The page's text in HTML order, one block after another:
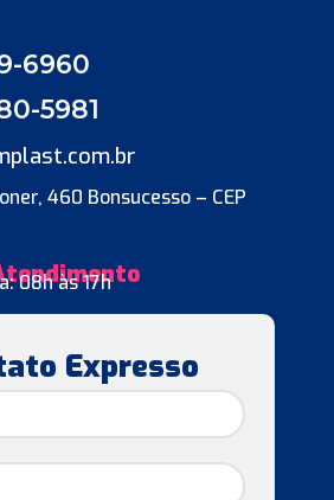
6960
5981
460 Bonsucesso – CEP
08h às 17h
Expresso